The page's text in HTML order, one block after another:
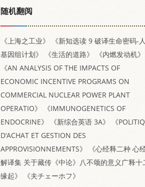
随机翻阅
《上海之工业》
《新知选读 9 破译生命密码-
基因组计划》
《生活的道路》
《内燃发动机》
《AN ANALYSIS OF THE IMPACTS OF
ECONOMIC INCENTIVE PROGRAMS ON
COMMERCIAL NUCLEAR POWER PLANT
OPERATIO》
《IMMUNOGENETICS OF
ENDOCRINE》
《新综合英语 3A》
《
D‘ACHAT ET GESTION DES
APPROVISIONNEMENTS》
《心经释二种 心
解译集 关于藏传《中论》八不颂的意义广释十
缘起》
《夫チェーホフ》